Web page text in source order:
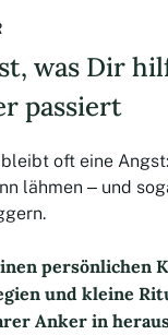
was Dir
passiert
oft eine Angst:
lähmen – und
persönlichen
und kleine
Anker in